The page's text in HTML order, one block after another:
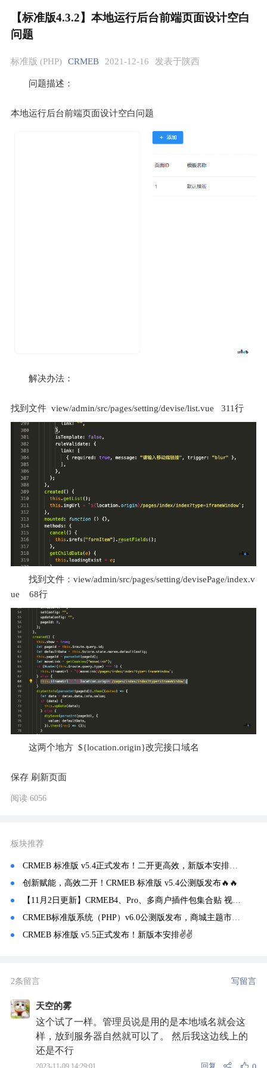
【标准版4.3.2】本地运行后台前端页面设计空白
问题
标准版 (PHP) CRMEB 2021-12-16 发表于陕西
问题描述：
本地运行后台前端页面设计空白问题
解决办法：
找到文件  view/admin/src/pages/setting/devise/list.vue   311行
找到文件：view/admin/src/pages/setting/devisePage/index.v
ue    68行
这两个地方  ${location.origin}改完接口域名
保存 刷新页面
阅读 6056
板块推荐
CRMEB 标准版 v5.4正式发布！二开更高效，新版本安排😎😎
创新赋能，高效二开！CRMEB 标准版 v5.4公测版发布🔥🔥
【11月2日更新】CRMEB4、Pro、多商户插件包集合贴 视频教程
CRMEB标准版系统（PHP）v6.0公测版发布，商城主题市场上线~
CRMEB 标准版 v5.5正式发布！新版本安排✌️✌️
2条留言 写留言
天空的雾
这个试了一样。管理员说是用的是本地域名就会这
样，放到服务器自然就可以了。 然后我这边线上的
还是不行
2023-11-09 14:29:01 回复